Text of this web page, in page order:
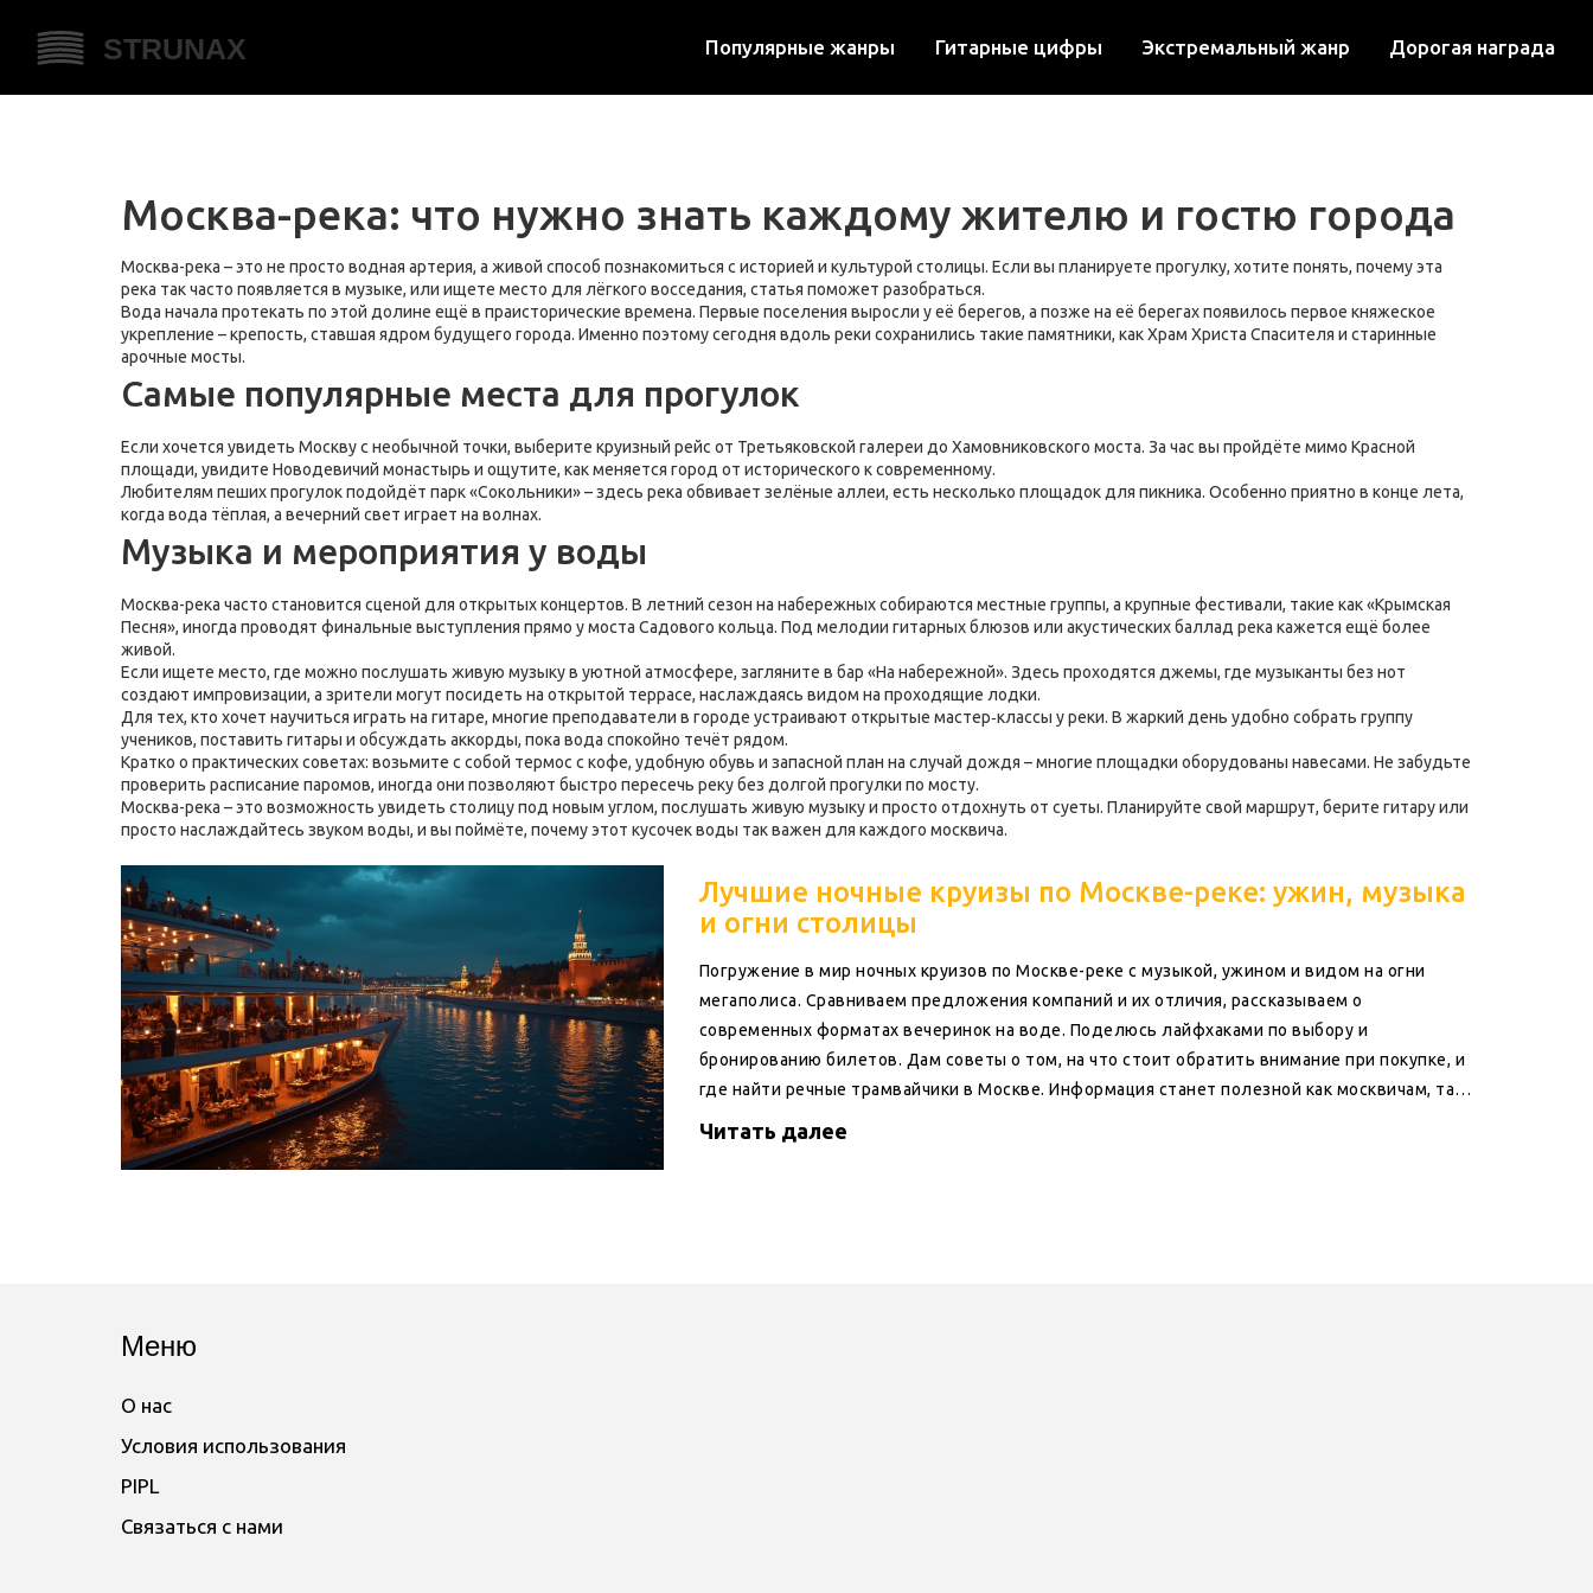
Популярные жанры Гитарные цифры Экстремальный жанр Дорогая награда
Москва-река: что нужно знать каждому жителю и гостю города
Москва-река – это не просто водная артерия, а живой способ познакомиться с историей и культурой столицы. Если вы планируете прогулку, хотите понять, почему эта
река так часто появляется в музыке, или ищете место для лёгкого восседания, статья поможет разобраться.
Вода начала протекать по этой долине ещё в праисторические времена. Первые поселения выросли у её берегов, а позже на её берегах появилось первое княжеское
укрепление – крепость, ставшая ядром будущего города. Именно поэтому сегодня вдоль реки сохранились такие памятники, как Храм Христа Спасителя и старинные
арочные мосты.
Самые популярные места для прогулок
Если хочется увидеть Москву с необычной точки, выберите круизный рейс от Третьяковской галереи до Хамовниковского моста. За час вы пройдёте мимо Красной
площади, увидите Новодевичий монастырь и ощутите, как меняется город от исторического к современному.
Любителям пеших прогулок подойдёт парк «Сокольники» – здесь река обвивает зелёные аллеи, есть несколько площадок для пикника. Особенно приятно в конце лета,
когда вода тёплая, а вечерний свет играет на волнах.
Музыка и мероприятия у воды
Москва-река часто становится сценой для открытых концертов. В летний сезон на набережных собираются местные группы, а крупные фестивали, такие как «Крымская
Песня», иногда проводят финальные выступления прямо у моста Садового кольца. Под мелодии гитарных блюзов или акустических баллад река кажется ещё более
живой.
Если ищете место, где можно послушать живую музыку в уютной атмосфере, загляните в бар «На набережной». Здесь проходятся джемы, где музыканты без нот
создают импровизации, а зрители могут посидеть на открытой террасе, наслаждаясь видом на проходящие лодки.
Для тех, кто хочет научиться играть на гитаре, многие преподаватели в городе устраивают открытые мастер‑классы у реки. В жаркий день удобно собрать группу
учеников, поставить гитары и обсуждать аккорды, пока вода спокойно течёт рядом.
Кратко о практических советах: возьмите с собой термос с кофе, удобную обувь и запасной план на случай дождя – многие площадки оборудованы навесами. Не забудьте
проверить расписание паромов, иногда они позволяют быстро пересечь реку без долгой прогулки по мосту.
Москва-река – это возможность увидеть столицу под новым углом, послушать живую музыку и просто отдохнуть от суеты. Планируйте свой маршрут, берите гитару или
просто наслаждайтесь звуком воды, и вы поймёте, почему этот кусочек воды так важен для каждого москвича.
Лучшие ночные круизы по Москве-реке: ужин, музыка
и огни столицы
Погружение в мир ночных круизов по Москве-реке с музыкой, ужином и видом на огни
мегаполиса. Сравниваем предложения компаний и их отличия, рассказываем о
современных форматах вечеринок на воде. Поделюсь лайфхаками по выбору и
бронированию билетов. Дам советы о том, на что стоит обратить внимание при покупке, и
где найти речные трамвайчики в Москве. Информация станет полезной как москвичам, так
Читать далее
Меню
О нас
Условия использования
PIPL
Связаться с нами